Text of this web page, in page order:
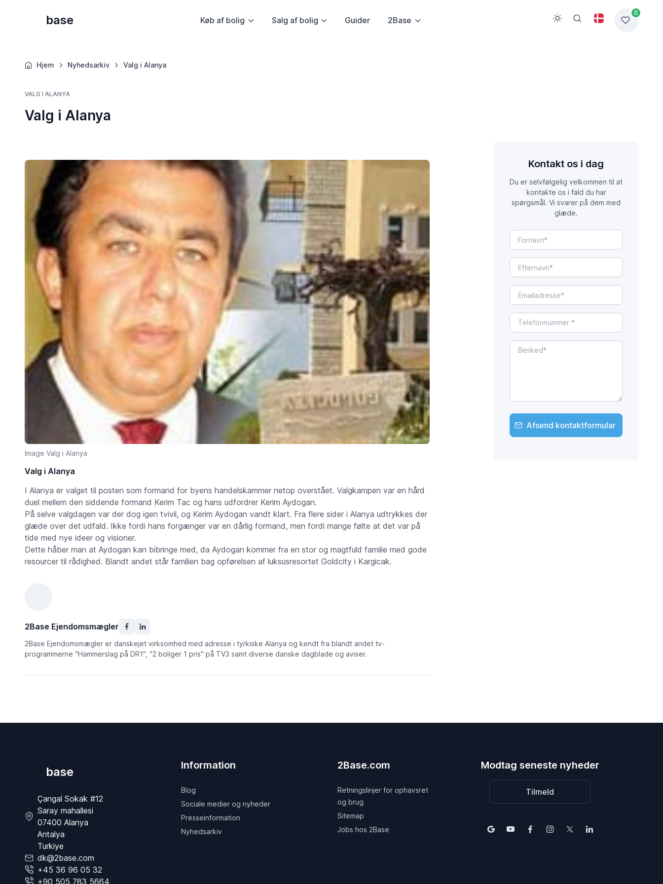
base Køb af bolig Salg af bolig Guider 2Base
0
Hjem Nyhedsarkiv Valg i Alanya
VALG I ALANYA
Valg i Alanya
Image Valg i Alanya
Valg i Alanya
I Alanya er valget til posten som formand for byens handelskammer netop overstået. Valgkampen var en hård
duel mellem den siddende formand Kerim Tac og hans udfordrer Kerim Aydogan.
På selve valgdagen var der dog igen tvivil, og Kerim Aydogan vandt klart. Fra flere sider i Alanya udtrykkes der
glæde over det udfald. Ikke fordi hans forgænger var en dårlig formand, men fordi mange følte at det var på
tide med nye ideer og visioner.
Dette håber man at Aydogan kan bibringe med, da Aydogan kommer fra en stor og magtfuld familie med gode
resourcer til rådighed. Blandt andet står familien bag opførelsen af luksusresortet Goldcity i Kargicak.
2Base Ejendomsmægler
2Base Ejendomsmægler er danskejet virksomhed med adresse i tyrkiske Alanya og kendt fra blandt andet tv-
programmerne "Hammerslag på DR1", "2 boliger 1 pris" på TV3 samt diverse danske dagblade og aviser.
Kontakt os i dag
Du er selvfølgelig velkommen til at
kontakte os i fald du har
spørgsmål. Vi svarer på dem med
glæde.
Afsend kontaktformular
base
Çangal Sokak #12
Saray mahallesi
07400 Alanya
Antalya
Turkiye
dk@2base.com
+45 36 96 05 32
+90 505 783 5664
Information
Blog
Sociale medier og nyheder
Presseinformation
Nyhedsarkiv
2Base.com
Retningslinjer for ophavsret
og brug
Sitemap
Jobs hos 2Base
Modtag seneste nyheder
Tilmeld